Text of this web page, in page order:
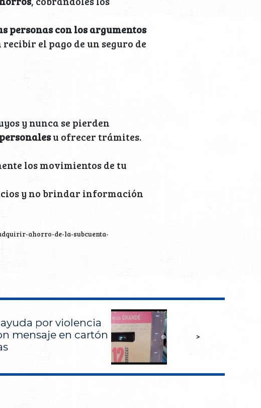
personas con los argumentos
recibir el pago de un seguro de
y nunca se pierden
u ofrecer trámites.
los movimientos de tu
y no brindar información
ahorro-de-la-subcuenta-
por violencia
mensaje en cartón
>